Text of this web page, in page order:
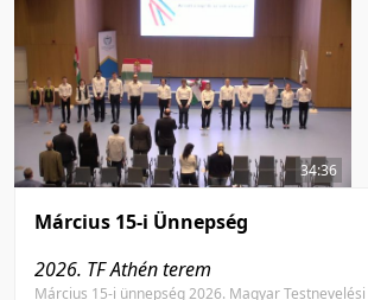
34:36
Március 15-i Ünnepség
2026. TF Athén terem
Március 15-i ünnepség 2026. Magyar